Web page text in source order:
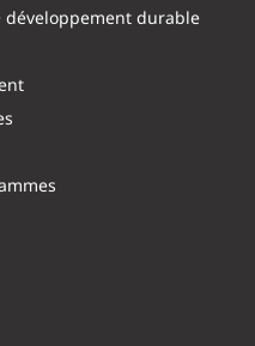
durable